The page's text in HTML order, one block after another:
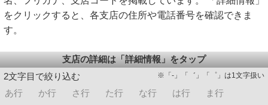
をクリックすると、各支店の住所や電話番号を確認できま
す。
支店の詳細は「詳細情報」をタップ
2文字目で絞り込む
※「-」「゛」「゜」は1文字扱い
あ行 か行 さ行 た行 な行 は行
ま行